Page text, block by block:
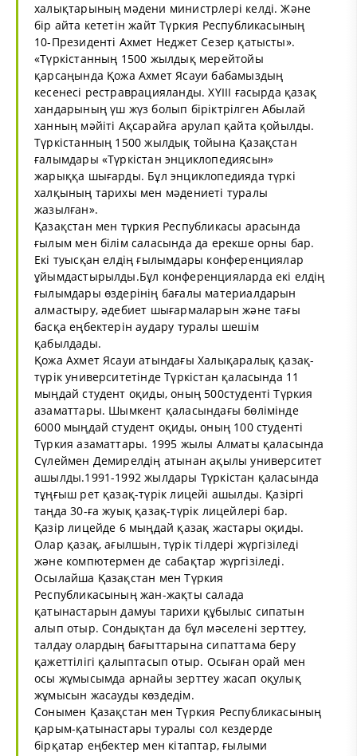
халықтарының мәдени министрлері келді. Және
бір айта кететін жайт Түркия Республикасының
10-Президенті Ахмет Неджет Сезер қатысты».
«Түркістанның 1500 жылдық мерейтойы
қарсаңында Қожа Ахмет Ясауи бабамыздың
кесенесі рестраврацияланды. ХҮІІІ ғасырда қазақ
хандарының үш жүз болып біріктрілген Абылай
ханның мәйіті Ақсарайға арулап қайта қойылды.
Түркістанның 1500 жылдық тойына Қазақстан
ғалымдары «Түркістан энциклопедиясын»
жарыққа шығарды. Бұл энциклопедияда түркі
халқының тарихы мен мәдениеті туралы
жазылған».
Қазақстан мен түркия Республикасы арасында
ғылым мен білім саласында да ерекше орны бар.
Екі туысқан елдің ғылымдары конференциялар
ұйымдастырылды.Бұл конференцияларда екі елдің
ғылымдары өздерінің бағалы материалдарын
алмастыру, әдебиет шығармаларын және тағы
басқа еңбектерін аудару туралы шешім
қабылдады.
Қожа Ахмет Ясауи атындағы Халықаралық қазақ-
түрік университетінде Түркістан қаласында 11
мыңдай студент оқиды, оның 500студенті Түркия
азаматтары. Шымкент қаласындағы бөлімінде
6000 мыңдай студент оқиды, оның 100 студенті
Түркия азаматтары. 1995 жылы Алматы қаласында
Сүлеймен Демирелдің атынан ақылы университет
ашылды.1991-1992 жылдары Түркістан қаласында
тұңғыш рет қазақ-түрік лицейі ашылды. Қазіргі
таңда 30-ға жуық қазақ-түрік лицейлері бар.
Қазір лицейде 6 мыңдай қазақ жастары оқиды.
Олар қазақ, ағылшын, түрік тілдері жүргізіледі
және компютермен де сабақтар жүргізіледі.
Осылайша Қазақстан мен Түркия
Республикасының жан-жақты салада
қатынастарын дамуы тарихи құбылыс сипатын
алып отыр. Сондықтан да бұл мәселені зерттеу,
талдау олардың бағыттарына сипаттама беру
қажеттілігі қалыптасып отыр. Осыған орай мен
осы жұмысымда арнайы зерттеу жасап оқулық
жұмысын жасауды көздедім.
Сонымен Қазақстан мен Түркия Республикасының
қарым-қатынастары туралы сол кездерде
бірқатар еңбектер мен кітаптар, ғылыми